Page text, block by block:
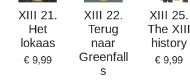
XIII 21.
Het
lokaas
€ 9,99
XIII 22.
Terug
naar
Greenfall
s
XIII 25.
The XIII
history
€ 9,99